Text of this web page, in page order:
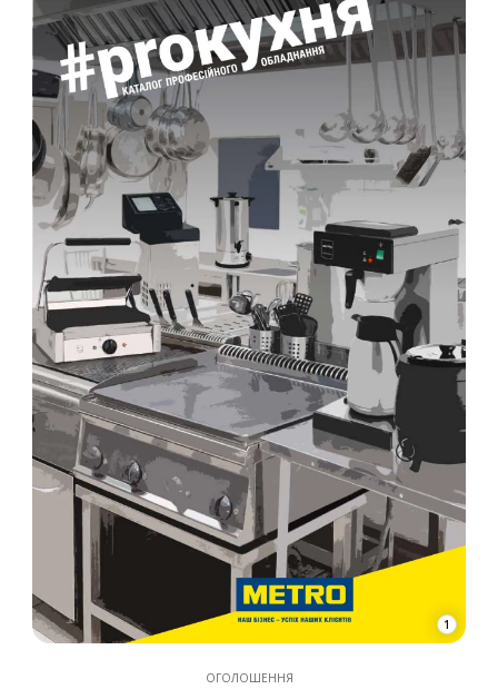
1
ОГОЛОШЕННЯ